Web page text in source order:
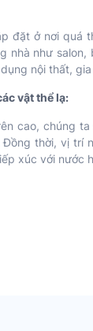
đặt ở nơi quá
nhà như
nội thất,
vật thể lạ:
cao, chúng
thời, vị trí
xúc với nước